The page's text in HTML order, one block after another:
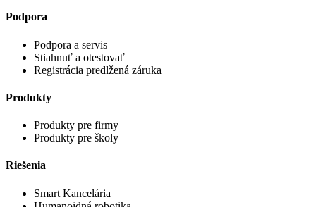
Podpora
Podpora a servis
Stiahnuť a otestovať
Registrácia predlžená záruka
Produkty
Produkty pre firmy
Produkty pre školy
Riešenia
Smart Kancelária